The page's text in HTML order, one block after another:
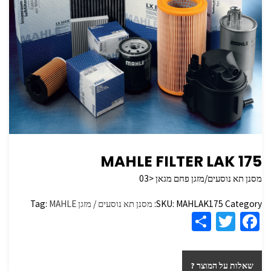
MAHLE FILTER LAK 175
מסנן תא נוסעים/מזגן פחם מגאן <03
SKU: MAHLAK175 Category: מסנן תא נוסעים / מזגן Tag: MAHLE
Fa
b
T
tt
arשאלות על המוצר ?